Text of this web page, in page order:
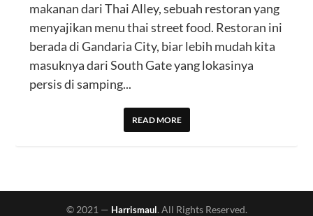
makanan dari Thai Alley, sebuah restoran yang
menyajikan menu thai street food. Restoran ini
berada di Gandaria City, biar lebih mudah kita
masuknya dari South Gate yang lokasinya
persis di samping...
READ MORE
© 2021 — Harrismaul. All Rights Reserved.